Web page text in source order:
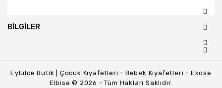
BILGILER
Eylülce Butik | Çocuk Kıyafetleri - Bebek Kıyafetleri - Ekose
Elbise © 2026 - Tüm Hakları Saklıdır.